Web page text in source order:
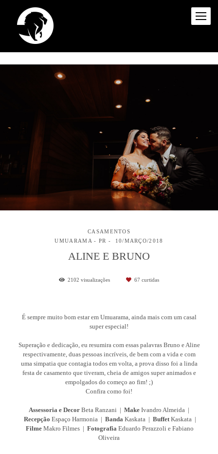
CASAMENTOS
UMUARAMA - PR
10/MARÇO/2018
ALINE E BRUNO
2102 visualizações 67 curtidas
É sempre muito bom estar em Umuarama, ainda mais com um casal
super especial!
Superação e dedicação, eu resumira com essas palavras Bruno e Aline
respectivamente, duas pessoas incríveis, de bem com a vida e com
uma simpatia que contagia todos em volta, a prova disso foi a linda
festa de casamento que tiveram, cheia de amigos super animados e
empolgados do começo ao fim! ;)
Confira como foi!
Assessoria e Decor Beta Ranzani | Make Ivandro Almeida |
Recepção Espaço Harmonia | Banda Kaskata | BuffetKaskata |
Filme Makro Filmes | Fotografia Eduardo Perazzoli e Fabiano
Oliveira